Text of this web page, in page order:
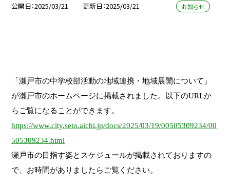
公開日 2025/03/21 更新日 2025/03/21 お知らせ
「瀬戸市の中学校部活動の地域連携・地域展開について」
が瀬戸市のホームページに掲載されました。以下のURLか
らご覧になることができます。
https://www.city.seto.aichi.jp/docs/2025/03/19/00505309234/00
505309234.html
瀬戸市の目指す姿とスケジュールが掲載されておりますの
で、お時間がありましたらご覧ください。